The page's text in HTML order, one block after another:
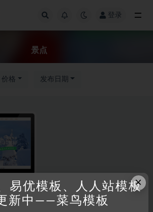
登录
景点
价格 发布日期
板
×
易优模板、人人站模板
新中——菜鸟模板